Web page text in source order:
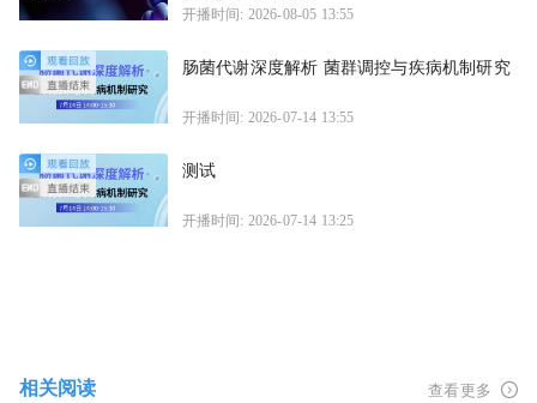
开播时间: 2026-08-05 13:55
肠菌代谢深度解析 菌群调控与疾病机制研究
开播时间: 2026-07-14 13:55
测试
开播时间: 2026-07-14 13:25
相关阅读 查看更多